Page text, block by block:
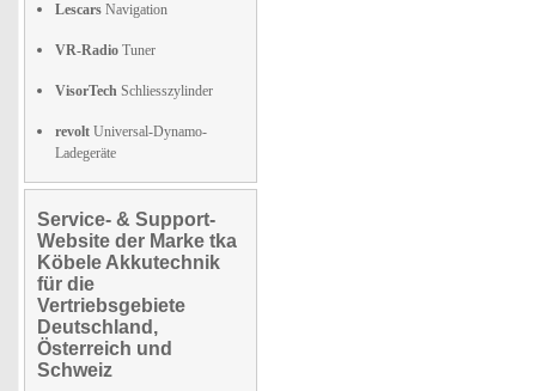
Lescars Navigation
VR-Radio Tuner
VisorTech Schliesszylinder
revolt Universal-Dynamo-
Ladegeräte
Service- & Support-
Website der Marke tka
Köbele Akkutechnik
für die
Vertriebsgebiete
Deutschland,
Österreich und
Schweiz